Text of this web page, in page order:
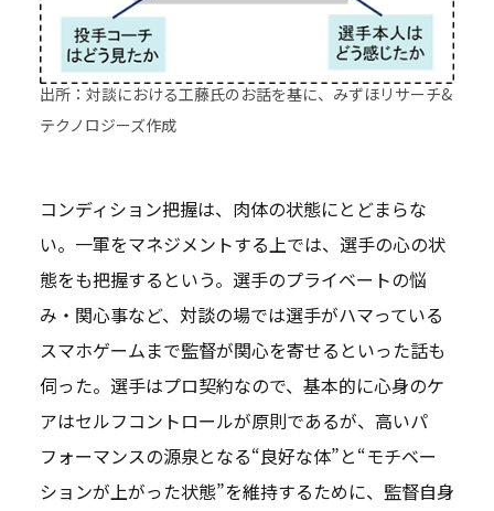
出所：対談における工藤氏のお話を基に、みずほリサーチ&
テクノロジーズ作成
コンディション把握は、肉体の状態にとどまらな
い。一軍をマネジメントする上では、選手の心の状
態をも把握するという。選手のプライベートの悩
み・関心事など、対談の場では選手がハマっている
スマホゲームまで監督が関心を寄せるといった話も
伺った。選手はプロ契約なので、基本的に心身のケ
アはセルフコントロールが原則であるが、高いパ
フォーマンスの源泉となる“良好な体”と“モチベー
ションが上がった状態”を維持するために、監督自身